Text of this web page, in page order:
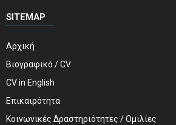
SITEMAP
Αρχική
Βιογραφικό / CV
CV in English
Επικαιρότητα
Κοινωνικές Δραστηριότητες / Ομιλίες